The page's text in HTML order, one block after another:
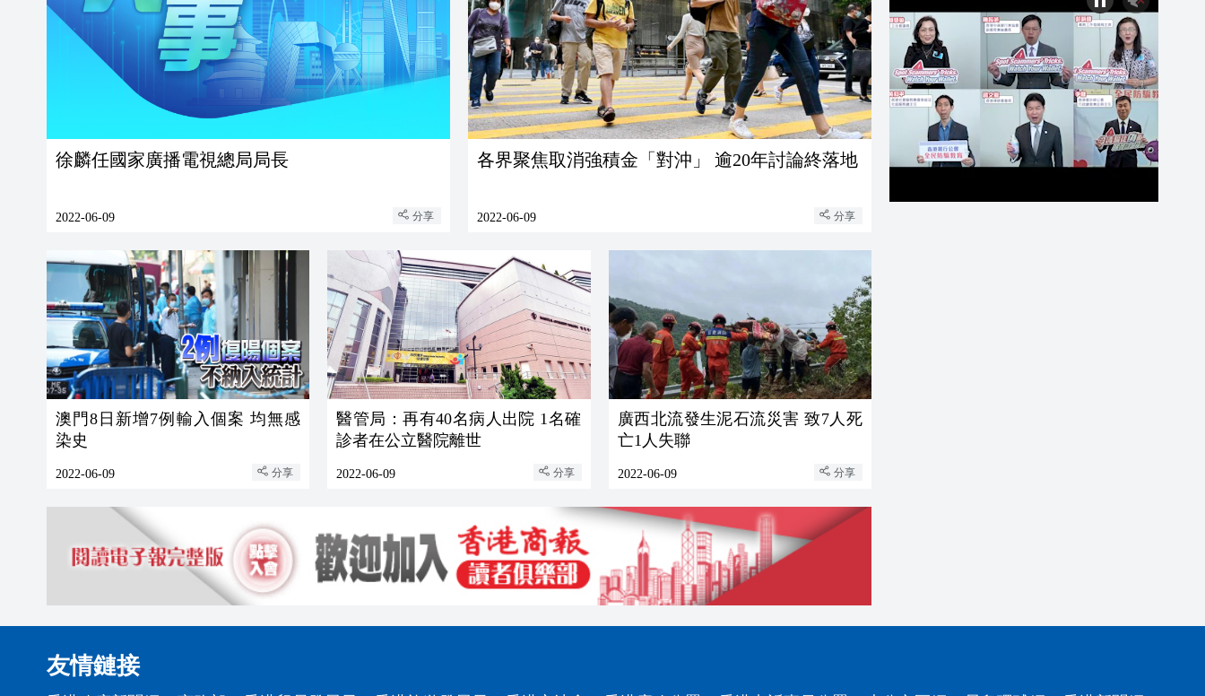
徐麟任國家廣播電視總局局長
2022-06-09 分享
各界聚焦取消強積金「對沖」 逾20年討論終落地
2022-06-09 分享
澳門8日新增7例輸入個案 均無感
染史
2022-06-09 分享
醫管局：再有40名病人出院 1名確
診者在公立醫院離世
2022-06-09 分享
廣西北流發生泥石流災害 致7人死
亡1人失聯
2022-06-09 分享
友情鏈接